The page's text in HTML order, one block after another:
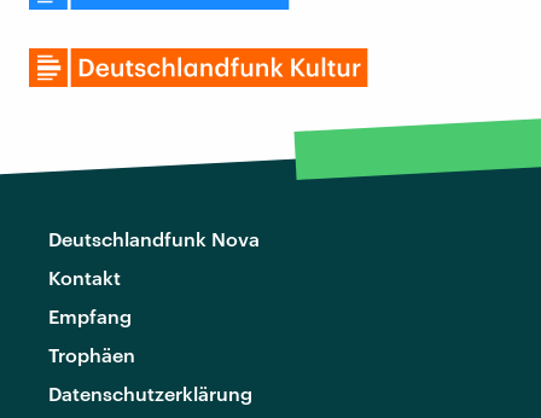
Deutschlandfunk Nova
Kontakt
Empfang
Trophäen
Datenschutzerklärung